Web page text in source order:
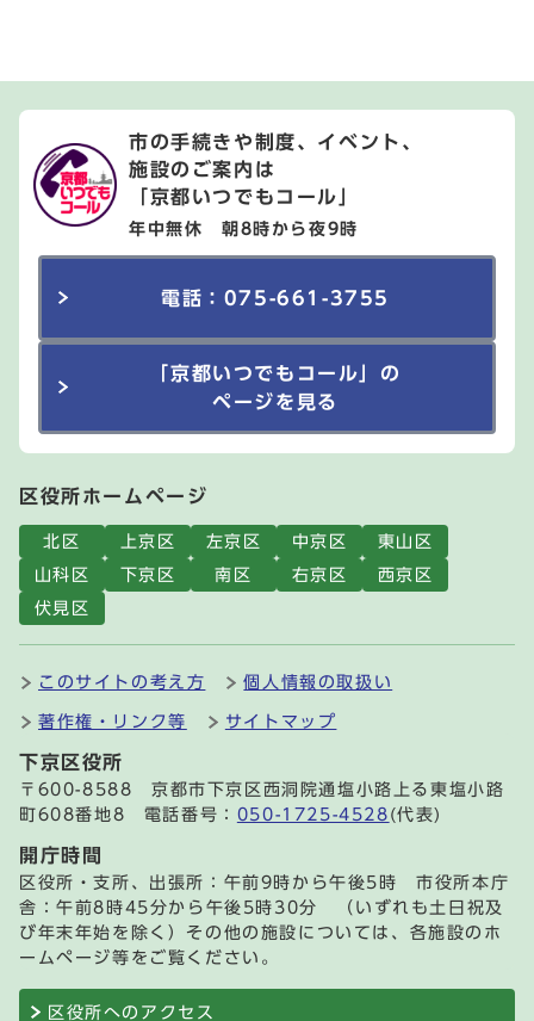
市の手続きや制度、イベント、
施設のご案内は
「京都いつでもコール」
年中無休 朝8時から夜9時
電話：075-661-3755
「京都いつでもコール」の
ページを見る
区役所ホームページ
北区 上京区 左京区 中京区
東山区
山科区
下京区 南区 右京区
西京区
伏見区
このサイトの考え方 個人情報の取扱い
著作権・リンク等 サイトマップ
下京区役所
〒600-8588 京都市下京区西洞院通塩小路上る東塩小路
町608番地8 電話番号： 050-1725-4528 (代表)
開庁時間
区役所・支所、出張所：午前9時から午後5時 市役所本庁
舎：午前8時45分から午後5時30分 （いずれも土日祝及
び年末年始を除く）その他の施設については、各施設のホ
ームページ等をご覧ください。
区役所へのアクセス